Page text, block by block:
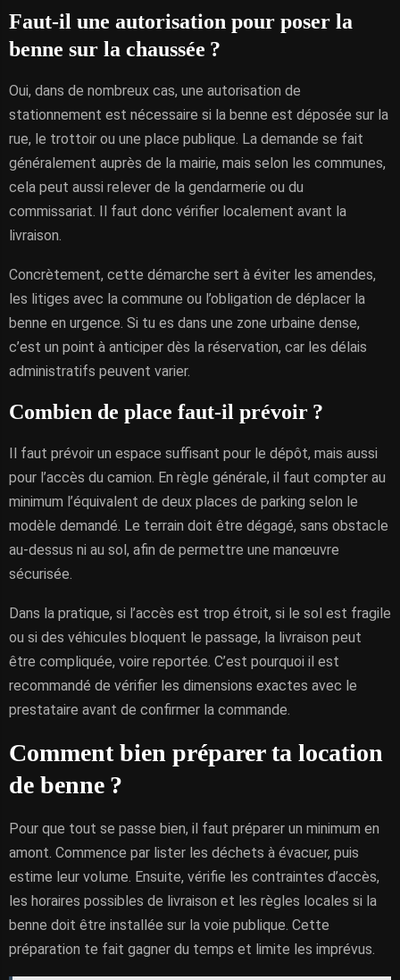
Faut-il une autorisation pour poser la
benne sur la chaussée ?
Oui, dans de nombreux cas, une autorisation de
stationnement est nécessaire si la benne est déposée sur la
rue, le trottoir ou une place publique. La demande se fait
généralement auprès de la mairie, mais selon les communes,
cela peut aussi relever de la gendarmerie ou du
commissariat. Il faut donc vérifier localement avant la
livraison.
Concrètement, cette démarche sert à éviter les amendes,
les litiges avec la commune ou l’obligation de déplacer la
benne en urgence. Si tu es dans une zone urbaine dense,
c’est un point à anticiper dès la réservation, car les délais
administratifs peuvent varier.
Combien de place faut-il prévoir ?
Il faut prévoir un espace suffisant pour le dépôt, mais aussi
pour l’accès du camion. En règle générale, il faut compter au
minimum l’équivalent de deux places de parking selon le
modèle demandé. Le terrain doit être dégagé, sans obstacle
au-dessus ni au sol, afin de permettre une manœuvre
sécurisée.
Dans la pratique, si l’accès est trop étroit, si le sol est fragile
ou si des véhicules bloquent le passage, la livraison peut
être compliquée, voire reportée. C’est pourquoi il est
recommandé de vérifier les dimensions exactes avec le
prestataire avant de confirmer la commande.
Comment bien préparer ta location
de benne ?
Pour que tout se passe bien, il faut préparer un minimum en
amont. Commence par lister les déchets à évacuer, puis
estime leur volume. Ensuite, vérifie les contraintes d’accès,
les horaires possibles de livraison et les règles locales si la
benne doit être installée sur la voie publique. Cette
préparation te fait gagner du temps et limite les imprévus.